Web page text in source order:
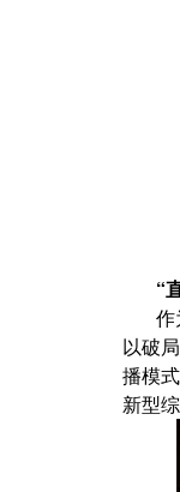
“
作
以破
播模
新型